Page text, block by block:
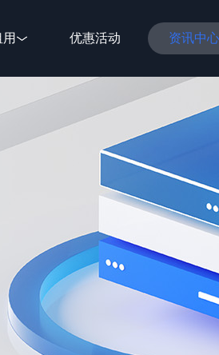
优惠活动 资讯中心